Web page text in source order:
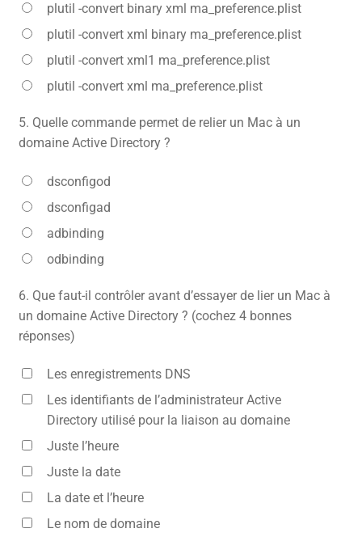
plutil -convert binary xml ma_preference.plist
plutil -convert xml binary ma_preference.plist
plutil -convert xml1 ma_preference.plist
plutil -convert xml ma_preference.plist
5. Quelle commande permet de relier un Mac à un
domaine Active Directory ?
dsconfigod
dsconfigad
adbinding
odbinding
6. Que faut-il contrôler avant d’essayer de lier un Mac à
un domaine Active Directory ? (cochez 4 bonnes
réponses)
Les enregistrements DNS
Les identifiants de l’administrateur Active
Directory utilisé pour la liaison au domaine
Juste l’heure
Juste la date
La date et l’heure
Le nom de domaine